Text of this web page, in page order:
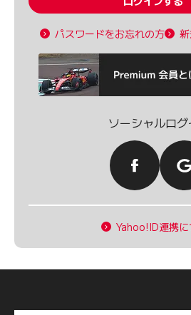
パスワードをお忘れの方
ソーシャルロ
Yahoo!ID連携に